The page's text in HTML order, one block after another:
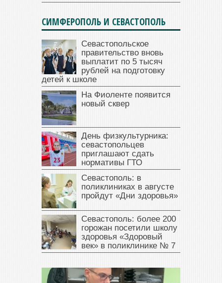
СИМФЕРОПОЛЬ И СЕВАСТОПОЛЬ
Севастопольское
правительство вновь
выплатит по 5 тысяч
рублей на подготовку
детей к школе
На Фиоленте появится
новый сквер
День физкультурника:
севастопольцев
приглашают сдать
нормативы ГТО
Севастополь: в
поликлиниках в августе
пройдут «Дни здоровья»
Севастополь: более 200
горожан посетили школу
здоровья «Здоровый
век» в поликлинике № 7